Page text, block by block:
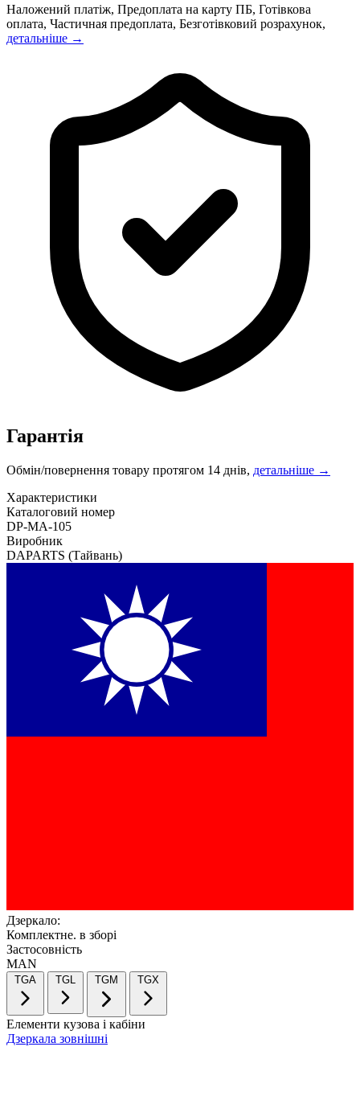
Наложений платіж, Предоплата на карту ПБ, Готівкова
оплата, Частичная предоплата, Безготівковий розрахунок,
детальніше →
Гарантія
Обмін/повернення товару протягом 14 днів, детальніше →
Характеристики
Каталоговий номер
DP-MA-105
Виробник
DAPARTS (Тайвань)
Дзеркало:
Комплектне. в зборі
Застосовність
MAN
Елементи кузова і кабіни
Дзеркала зовнішні